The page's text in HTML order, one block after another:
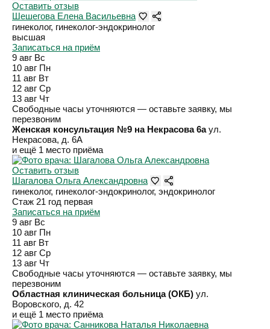
Оставить отзыв
Шешегова Елена Васильевна
гинеколог, гинеколог-эндокринолог
высшая
Записаться на приём
9 авг Вс
10 авг Пн
11 авг Вт
12 авг Ср
13 авг Чт
Свободные часы уточняются — оставьте заявку, мы
перезвоним
Женская консультация №9 на Некрасова 6а ул.
Некрасова, д. 6А
и ещё 1 место приёма
Оставить отзыв
Шагалова Ольга Александровна
гинеколог, гинеколог-эндокринолог, эндокринолог
Стаж 21 год первая
Записаться на приём
9 авг Вс
10 авг Пн
11 авг Вт
12 авг Ср
13 авг Чт
Свободные часы уточняются — оставьте заявку, мы
перезвоним
Областная клиническая больница (ОКБ) ул.
Воровского, д. 42
и ещё 1 место приёма